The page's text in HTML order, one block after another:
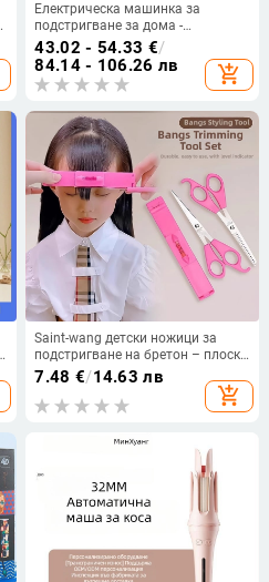
Електрическа машинка за
подстригване за дома -
керамични ножове, вградена
батерия 1000-1200 mAh, работа
1-3 ч., пълно миене на корпуса,
цифров дисплей
43.02 - 54.33 €/
84.14 - 106.26 лв
add_shopping_cart
Saint-wang детски ножици за
подстригване на бретон – плоски
и разреждащи, 20 зъба,
разреждане 100, тегло 70 г
7.48 €/14.63 лв
add_shopping_cart